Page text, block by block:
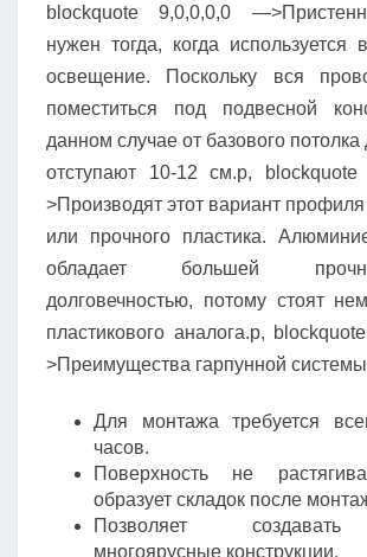
blockquote 9,0,0,0,0
нужен тогда, когда используется
освещение. Поскольку вся
поместиться под подвесной
данном случае от базового
отступают 10-12 см.p,
>Производят этот вариант
или прочного пластика.
обладает большей
долговечностью, потому стоят
пластикового аналога.p,
>Преимущества гарпунной
Для монтажа требуется
часов.
Поверхность не
образует складок после
Позволяет
многоярусные конструкции.